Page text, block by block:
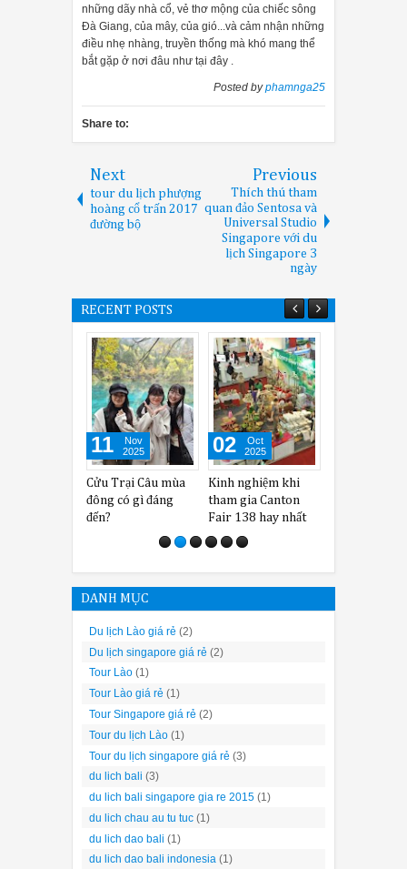
những dãy nhà cổ, vẻ thơ mộng của chiếc sông
Đà Giang, của mây, của gió...và cảm nhận những
điều nhẹ nhàng, truyền thống mà khó mang thể
bắt gặp ở nơi đâu như tại đây .
Posted byphamnga25
Share to:
Next
tour du lịch phượng
hoàng cổ trấn 2017
đường bộ
Previous
Thích thú tham
quan đảo Sentosa và
Universal Studio
Singapore với du
lịch Singapore 3
ngày
RECENT POSTS
Cửu Trại Câu mùa
đông có gì đáng
đến?
11
Nov
2025
Kinh nghiệm khi
tham gia Canton
Fair 138 hay nhất
02
Oct
2025
DANH MỤC
Du lịch Lào giá rẻ (2)
Du lịch singapore giá rẻ (2)
Tour Lào (1)
Tour Lào giá rẻ (1)
Tour Singapore giá rẻ (2)
Tour du lịch Lào (1)
Tour du lịch singapore giá rẻ (3)
du lich bali (3)
du lich bali singapore gia re 2015 (1)
du lich chau au tu tuc (1)
du lich dao bali (1)
du lich dao bali indonesia (1)